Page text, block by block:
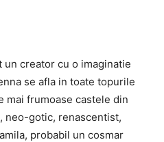
creator cu o imaginatie
se afla in toate topurile
mai frumoase castele din
neo-gotic, renascentist,
probabil un cosmar